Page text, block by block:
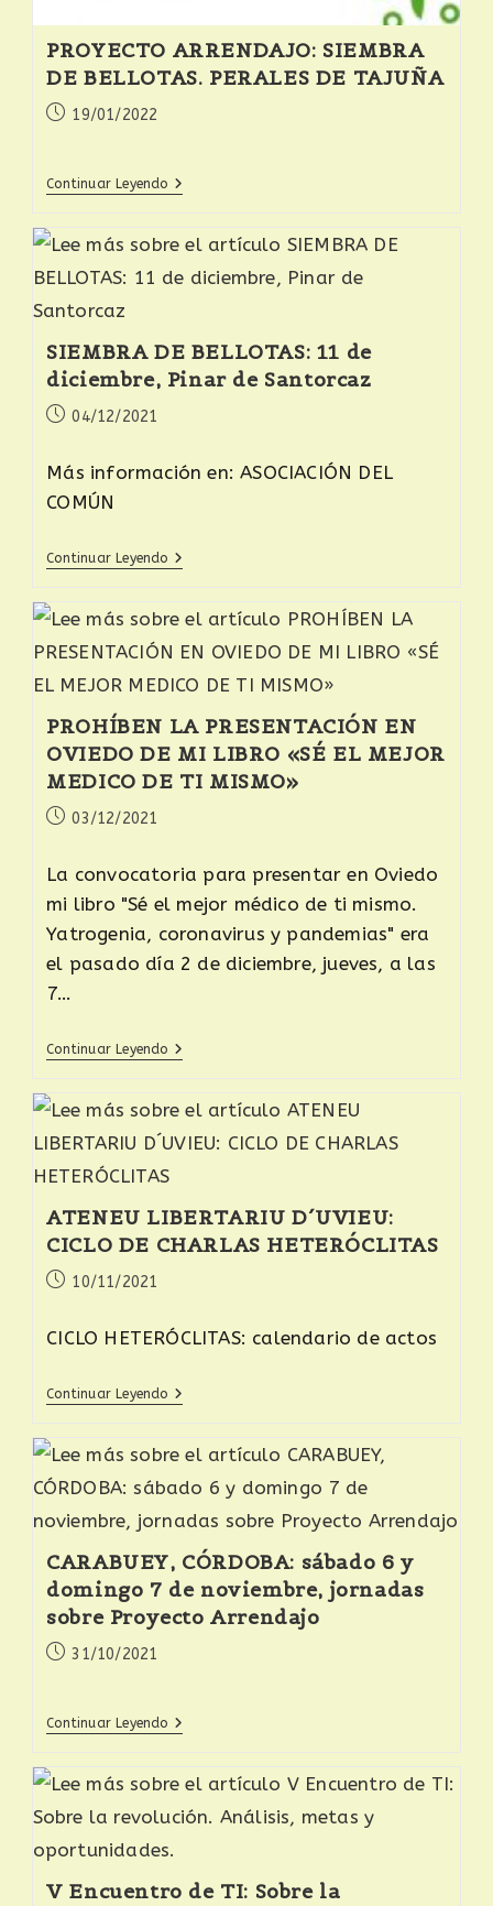
PROYECTO ARRENDAJO: SIEMBRA
DE BELLOTAS. PERALES DE TAJUÑA
19/01/2022
Continuar Leyendo
SIEMBRA DE BELLOTAS: 11 de
diciembre, Pinar de Santorcaz
04/12/2021
Más información en: ASOCIACIÓN DEL
COMÚN
Continuar Leyendo
PROHÍBEN LA PRESENTACIÓN EN
OVIEDO DE MI LIBRO «SÉ EL MEJOR
MEDICO DE TI MISMO»
03/12/2021
La convocatoria para presentar en Oviedo
mi libro "Sé el mejor médico de ti mismo.
Yatrogenia, coronavirus y pandemias" era
el pasado día 2 de diciembre, jueves, a las
7…
Continuar Leyendo
ATENEU LIBERTARIU D´UVIEU:
CICLO DE CHARLAS HETERÓCLITAS
10/11/2021
CICLO HETERÓCLITAS: calendario de actos
Continuar Leyendo
CARABUEY, CÓRDOBA: sábado 6 y
domingo 7 de noviembre, jornadas
sobre Proyecto Arrendajo
31/10/2021
Continuar Leyendo
V Encuentro de TI: Sobre la